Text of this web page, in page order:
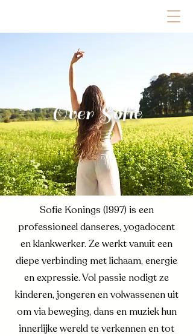
Over Sofie
Sofie Konings (1997) is een
professioneel danseres, yogadocent
en klankwerker. Ze werkt vanuit een
diepe verbinding met lichaam, energie
en expressie. Vol passie nodigt ze
kinderen, jongeren en volwassenen uit
om via beweging, dans en muziek hun
innerlijke wereld te verkennen en tot